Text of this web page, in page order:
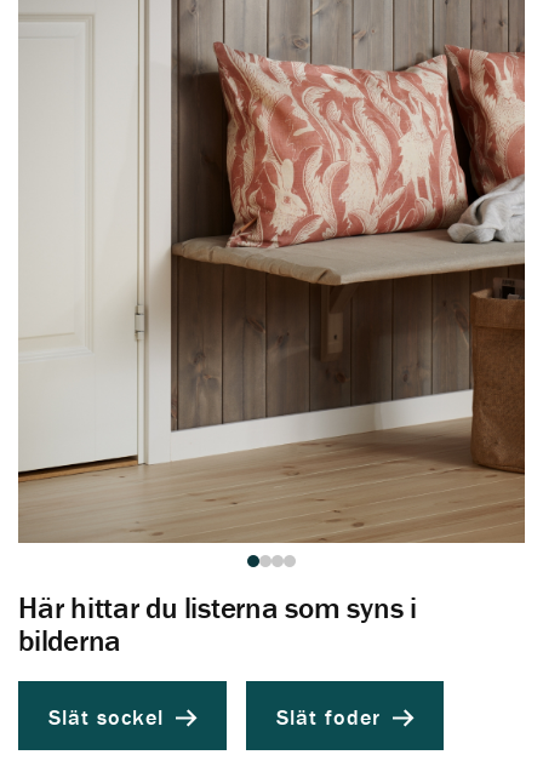
Här hittar du listerna som syns i
bilderna
Slät sockel Slät foder